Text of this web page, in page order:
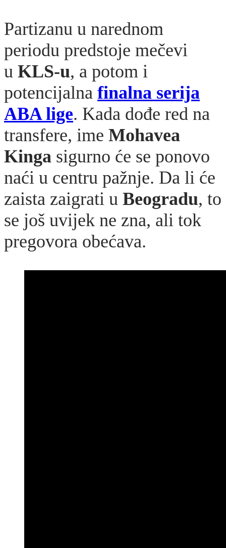
Partizanu u narednom
periodu predstoje mečevi
u KLS-u, a potom i
potencijalna finalna serija
ABA lige. Kada dođe red na
transfere, ime Mohavea
Kinga sigurno će se ponovo
naći u centru pažnje. Da li će
zaista zaigrati u Beogradu, to
se još uvijek ne zna, ali tok
pregovora obećava.